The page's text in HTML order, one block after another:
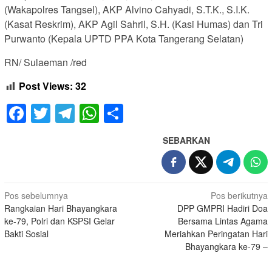
(Wakapolres Tangsel), AKP Alvino Cahyadi, S.T.K., S.I.K.
(Kasat Reskrim), AKP Agil Sahril, S.H. (Kasi Humas) dan Tri
Purwanto (Kepala UPTD PPA Kota Tangerang Selatan)
RN/ Sulaeman /red
Post Views: 32
Facebook
Twitter
Telegram
WhatsApp
SEBARKAN
Navigasi
pos
Pos sebelumnya
Rangkaian Hari Bhayangkara
ke-79, Polri dan KSPSI Gelar
Bakti Sosial
Pos berikutnya
DPP GMPRI Hadiri Doa
Bersama Lintas Agama
Meriahkan Peringatan Hari
Bhayangkara ke-79 –